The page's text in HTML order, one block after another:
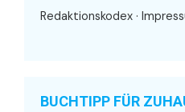
Redaktionskodex ·
BUCHTIPP FÜR